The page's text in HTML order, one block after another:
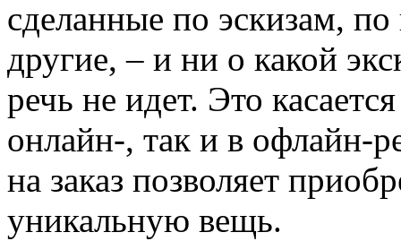
сделанные по эскизам,
другие, – и ни о какой
речь не идет. Это
онлайн-, так и в офлайн-
на заказ позволяет
уникальную вещь.